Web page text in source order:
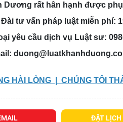
Dương rất hân hạnh được
tư vấn pháp luật miễn phí:
yêu cầu dịch vụ Luật sư:
HÀI LÒNG | CHÚNG TÔI
ĐẶT LỊCH